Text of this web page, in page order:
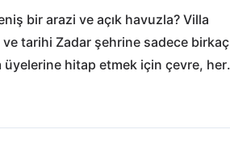
bir arazi ve açık havuzla? Villa
tarihi Zadar şehrine sadece birkaç
hitap etmek için çevre, her
kendilerini sımsıcak kumsallarda
Zadar'ın tarihi eski şehrini
yer alan. Bu merkezi konumda